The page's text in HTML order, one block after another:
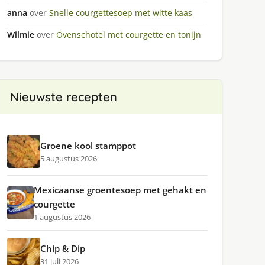
anna over Snelle courgettesoep met witte kaas
Wilmie over Ovenschotel met courgette en tonijn
Nieuwste recepten
Groene kool stamppot
5 augustus 2026
Mexicaanse groentesoep met gehakt en
courgette
1 augustus 2026
Chip & Dip
31 juli 2026